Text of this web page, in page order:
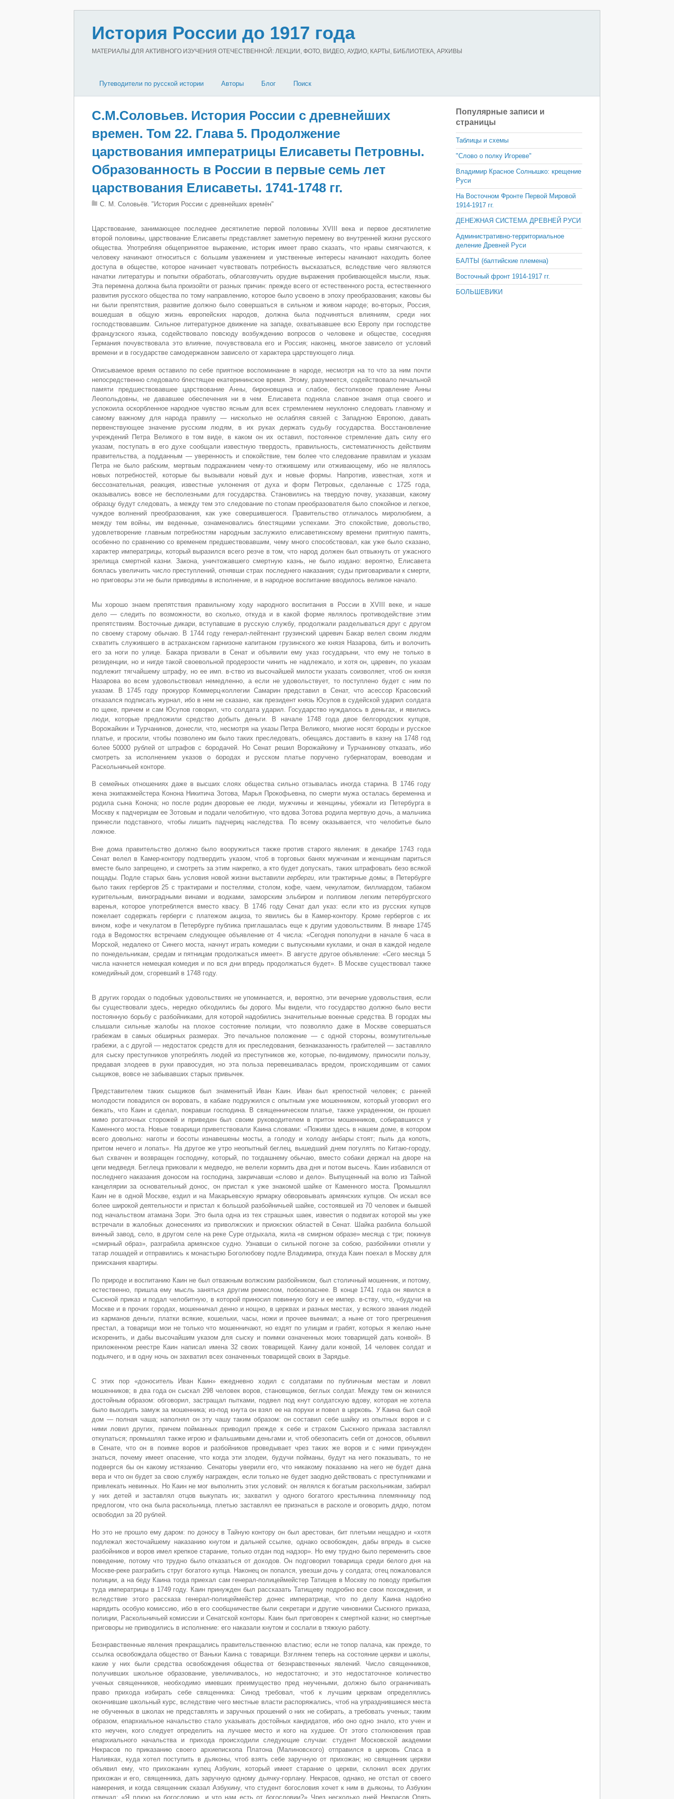
История России до 1917 года
МАТЕРИАЛЫ ДЛЯ АКТИВНОГО ИЗУЧЕНИЯ ОТЕЧЕСТВЕННОЙ: ЛЕКЦИИ, ФОТО, ВИДЕО, АУДИО, КАРТЫ, БИБЛИОТЕКА, АРХИВЫ
Путеводители по русской истории Авторы Блог Поиск
С.М.Соловьев. История России с древнейших
времен. Том 22. Глава 5. Продолжение
царствования императрицы Елисаветы Петровны.
Образованность в России в первые семь лет
царствования Елисаветы. 1741-1748 гг.
С. М. Соловьёв. "История России с древнейших времён"
Царствование, занимающее последнее десятилетие первой половины XVIII века и первое десятилетие
второй половины, царствование Елисаветы представляет заметную перемену во внутренней жизни русского
общества. Употребляя общепринятое выражение, историк имеет право сказать, что нравы смягчаются, к
человеку начинают относиться с большим уважением и умственные интересы начинают находить более
доступа в обществе, которое начинает чувствовать потребность высказаться, вследствие чего являются
начатки литературы и попытки обработать, облагозвучить орудие выражения пробивающейся мысли, язык.
Эта перемена должна была произойти от разных причин: прежде всего от естественного роста, естественного
развития русского общества по тому направлению, которое было усвоено в эпоху преобразования; каковы бы
ни были препятствия, развитие должно было совершаться в сильном и живом народе; во-вторых, Россия,
вошедшая в общую жизнь европейских народов, должна была подчиняться влияниям, среди них
господствовавшим. Сильное литературное движение на западе, охватывавшее всю Европу при господстве
французского языка, содействовало повсюду возбуждению вопросов о человеке и обществе, соседняя
Германия почувствовала это влияние, почувствовала его и Россия; наконец, многое зависело от условий
времени и в государстве самодержавном зависело от характера царствующего лица.
Описываемое время оставило по себе приятное воспоминание в народе, несмотря на то что за ним почти
непосредственно следовало блестящее екатерининское время. Этому, разумеется, содействовало печальной
памяти предшествовавшее царствование Анны, бироновщина и слабое, бестолковое правление Анны
Леопольдовны, не дававшее обеспечения ни в чем. Елисавета подняла славное знамя отца своего и
успокоила оскорбленное народное чувство ясным для всех стремлением неуклонно следовать главному и
самому важному для народа правилу — нисколько не ослабляя связей с Западною Европою, давать
первенствующее значение русским людям, в их руках держать судьбу государства. Восстановление
учреждений Петра Великого в том виде, в каком он их оставил, постоянное стремление дать силу его
указам, поступать в его духе сообщали известную твердость, правильность, систематичность действиям
правительства, а подданным — уверенность и спокойствие, тем более что следование правилам и указам
Петра не было рабским, мертвым подражанием чему-то отжившему или отживающему, ибо не являлось
новых потребностей, которые бы вызывали новый дух и новые формы. Напротив, известная, хотя и
бессознательная, реакция, известные уклонения от духа и форм Петровых, сделанные с 1725 года,
оказывались вовсе не бесполезными для государства. Становились на твердую почву, указавши, какому
образцу будут следовать, а между тем это следование по стопам преобразователя было спокойное и легкое,
чуждое волнений преобразования, как уже совершившегося. Правительство отличалось миролюбием, а
между тем войны, им веденные, ознаменовались блестящими успехами. Это спокойствие, довольство,
удовлетворение главным потребностям народным заслужило елисаветинскому времени приятную память,
особенно по сравнению со временем предшествовавшим, чему много способствовал, как уже было сказано,
характер императрицы, который выразился всего резче в том, что народ должен был отвыкнуть от ужасного
зрелища смертной казни. Закона, уничтожавшего смертную казнь, не было издано: вероятно, Елисавета
боялась увеличить число преступлений, отнявши страх последнего наказания; суды приговаривали к смерти,
но приговоры эти не были приводимы в исполнение, и в народное воспитание вводилось великое начало.
Мы хорошо знаем препятствия правильному ходу народного воспитания в России в XVIII веке, и наше
дело — следить по возможности, во сколько, откуда и в какой форме являлось противодействие этим
препятствиям. Восточные дикари, вступавшие в русскую службу, продолжали разделываться друг с другом
по своему старому обычаю. В 1744 году генерал-лейтенант грузинский царевич Бакар велел своим людям
схватить служившего в астраханском гарнизоне капитаном грузинского же князя Назарова, бить и волочить
его за ноги по улице. Бакара призвали в Сенат и объявили ему указ государыни, что ему не только в
резиденции, но и нигде такой своевольной продерзости чинить не надлежало, и хотя он, царевич, по указам
подлежит тягчайшему штрафу, но ее имп. в-ство из высочайшей милости указать соизволяет, чтоб он князя
Назарова во всем удовольствовал немедленно, а если не удовольствует, то поступлено будет с ним по
указам. В 1745 году прокурор Коммерц-коллегии Самарин представил в Сенат, что асессор Красовский
отказался подписать журнал, ибо в нем не сказано, как президент князь Юсупов в судейской ударил солдата
по щеке, причем и сам Юсупов говорил, что солдата ударил. Государство нуждалось в деньгах, и явились
люди, которые предложили средство добыть деньги. В начале 1748 года двое белгородских купцов,
Ворожайкин и Турчанинов, донесли, что, несмотря на указы Петра Великого, многие носят бороды и русское
платье, и просили, чтобы позволено им было таких преследовать, обещаясь доставить в казну на 1748 год
более 50000 рублей от штрафов с бородачей. Но Сенат решил Ворожайкину и Турчанинову отказать, ибо
смотреть за исполнением указов о бородах и русском платье поручено губернаторам, воеводам и
Раскольничьей конторе.
В семейных отношениях даже в высших слоях общества сильно отзывалась иногда старина. В 1746 году
жена экипажмейстера Конона Никитича Зотова, Марья Прокофьевна, по смерти мужа осталась беременна и
родила сына Конона; но после родин дворовые ее люди, мужчины и женщины, убежали из Петербурга в
Москву к падчерицам ее Зотовым и подали челобитную, что вдова Зотова родила мертвую дочь, а мальчика
принесли подставного, чтобы лишить падчериц наследства. По всему оказывается, что челобитье было
ложное.
Вне дома правительство должно было вооружиться также против старого явления: в декабре 1743 года
Сенат велел в Камер-контору подтвердить указом, чтоб в торговых банях мужчинам и женщинам париться
вместе было запрещено, и смотреть за этим накрепко, а кто будет допускать, таких штрафовать безо всякой
пощады. Подле старых бань условия новой жизни выставили герберги , или трактирные домы; в Петербурге
было таких гербергов 25 с трактирами и постелями, столом, кофе, чаем, чекулатом , биллиардом, табаком
курительным, виноградными винами и водками, заморским эльбиром и полпивом легким петербургского
варенья, которое употребляется вместо квасу. В 1746 году Сенат дал указ: если кто из русских купцов
пожелает содержать герберги с платежом акциза, то явились бы в Камер-контору. Кроме гербергов с их
вином, кофе и чекулатом в Петербурге публика приглашалась еще к другим удовольствиям. В январе 1745
года в Ведомостях встречаем следующее объявление от 4 числа: «Сегодня пополудни в начале 6 часа в
Морской, недалеко от Синего моста, начнут играть комедии с выпускными куклами, и оная в каждой неделе
по понедельникам, средам и пятницам продолжаться имеет». В августе другое объявление: «Сего месяца 5
числа начнется немецкая комедия и по вся дни впредь продолжаться будет». В Москве существовал также
комедийный дом, сгоревший в 1748 году.
В других городах о подобных удовольствиях не упоминается, и, вероятно, эти вечерние удовольствия, если
бы существовали здесь, нередко обходились бы дорого. Мы видели, что государство должно было вести
постоянную борьбу с разбойниками, для которой надобились значительные военные средства. В городах мы
слышали сильные жалобы на плохое состояние полиции, что позволяло даже в Москве совершаться
грабежам в самых обширных размерах. Это печальное положение — с одной стороны, возмутительные
грабежи, а с другой — недостаток средств для их преследования, безнаказанность грабителей — заставляло
для сыску преступников употреблять людей из преступников же, которые, по-видимому, приносили пользу,
предавая злодеев в руки правосудия, но эта польза перевешивалась вредом, происходившим от самих
сыщиков, вовсе не забывавших старых привычек.
Представителем таких сыщиков был знаменитый Иван Каин. Иван был крепостной человек; с ранней
молодости повадился он воровать, в кабаке подружился с опытным уже мошенником, который уговорил его
бежать, что Каин и сделал, покравши господина. В священническом платье, также украденном, он прошел
мимо рогаточных сторожей и приведен был своим руководителем в притон мошенников, собиравшихся у
Каменного моста. Новые товарищи приветствовали Каина словами: «Поживи здесь в нашем доме, в котором
всего довольно: наготы и босоты изнавешены мосты, а голоду и холоду анбары стоят; пыль да копоть,
притом нечего и лопать». На другое же утро неопытный беглец, вышедший днем погулять по Китаю-городу,
был схвачен и возвращен господину, который, по тогдашнему обычаю, вместо собаки держал на дворе на
цепи медведя. Беглеца приковали к медведю, не велели кормить два дня и потом высечь. Каин избавился от
последнего наказания доносом на господина, закричавши «слово и дело». Выпущенный на волю из Тайной
канцелярии за основательный донос, он пристал к уже знакомой шайке от Каменного моста. Промышлял
Каин не в одной Москве, ездил и на Макарьевскую ярмарку обворовывать армянских купцов. Он искал все
более широкой деятельности и пристал к большой разбойничьей шайке, состоявшей из 70 человек и бывшей
под начальством атамана Зори. Это была одна из тех страшных шаек, известия о подвигах которой мы уже
встречали в жалобных донесениях из приволжских и приокских областей в Сенат. Шайка разбила большой
винный завод, село, в другом селе на реке Суре отдыхала, жила «в смирном образе» месяца с три; покинув
«смирный образ», разграбила армянское судно. Узнавши о сильной погоне за собою, разбойники отняли у
татар лошадей и отправились к монастырю Боголюбову подле Владимира, откуда Каин поехал в Москву для
приискания квартиры.
По природе и воспитанию Каин не был отважным волжским разбойником, был столичный мошенник, и потому,
естественно, пришла ему мысль заняться другим ремеслом, побезопаснее. В конце 1741 года он явился в
Сыскной приказ и подал челобитную, в которой приносил повинную богу и ее импер. в-ству, что, «будучи на
Москве и в прочих городах, мошенничал денно и нощно, в церквах и разных местах, у всякого звания людей
из карманов деньги, платки всякие, кошельки, часы, ножи и прочее вынимал; а ныне от того прегрешения
престал, а товарищи мои не только что мошенничают, но ездят по улицам и грабят, которых я желаю ныне
искоренить, и дабы высочайшим указом для сыску и поимки означенных моих товарищей дать конвой». В
приложенном реестре Каин написал имена 32 своих товарищей. Каину дали конвой, 14 человек солдат и
подьячего, и в одну ночь он захватил всех означенных товарищей своих в Зарядье.
С этих пор «доноситель Иван Каин» ежедневно ходил с солдатами по публичным местам и ловил
мошенников; в два года он сыскал 298 человек воров, становщиков, беглых солдат. Между тем он женился
достойным образом: обговорил, застращал пытками, подвел под кнут солдатскую вдову, которая не хотела
было выходить замуж за мошенника; из-под кнута он взял ее на поруки и повел в церковь. У Каина был свой
дом — полная чаша; наполнял он эту чашу таким образом: он составил себе шайку из опытных воров и с
ними ловил других, причем пойманных приводил прежде к себе и страхом Сыскного приказа заставлял
откупаться; промышлял также игрою и фальшивыми деньгами и, чтоб обезопасить себя от доносов, объявил
в Сенате, что он в поимке воров и разбойников проведывает чрез таких же воров и с ними принужден
знаться, почему имеет опасение, что когда эти злодеи, будучи пойманы, будут на него показывать, то не
подвергся бы он какому истязанию. Сенаторы уверили его, что никакому показанию на него не будет дана
вера и что он будет за свою службу награжден, если только не будет заодно действовать с преступниками и
привлекать невинных. Но Каин не мог выполнить этих условий: он являлся к богатым раскольникам, забирал
у них детей и заставлял отцов выкупать их; захватил у одного богатого крестьянина племянницу под
предлогом, что она была раскольница, плетью заставлял ее признаться в расколе и оговорить дядю, потом
освободил за 20 рублей.
Но это не прошло ему даром: по доносу в Тайную контору он был арестован, бит плетьми нещадно и «хотя
подлежал жесточайшему наказанию кнутом и дальней ссылке, однако освобожден, дабы впредь в сыске
разбойников и воров имел крепкое старание, только отдан под надзор». Но ему трудно было переменить свое
поведение, потому что трудно было отказаться от доходов. Он подговорил товарища среди белого дня на
Москве-реке разграбить струг богатого купца. Наконец он попался, увезши дочь у солдата; отец пожаловался
полиции, а на беду Каина тогда приехал сам генерал-полицеймейстер Татищев в Москву по поводу прибытия
туда императрицы в 1749 году. Каин принужден был рассказать Татищеву подробно все свои похождения, и
вследствие этого рассказа генерал-полицеймейстер донес императрице, что по делу Каина надобно
нарядить особую комиссию, ибо в его сообщничестве были секретари и другие чиновники Сыскного приказа,
полиции, Раскольничьей комиссии и Сенатской конторы. Каин был приговорен к смертной казни; но смертные
приговоры не приводились в исполнение: его наказали кнутом и сослали в тяжкую работу.
Безнравственные явления прекращались правительственною властию; если не топор палача, как прежде, то
ссылка освобождала общество от Ваньки Каина с товарищи. Взглянем теперь на состояние церкви и школы,
какие у них были средства освобождения общества от безнравственных явлений. Число священников,
получивших школьное образование, увеличивалось, но недостаточно; и это недостаточное количество
ученых священников, необходимо имевших преимущество пред неучеными, должно было ограничивать
право прихода избирать себе священника: Синод требовал, чтоб к лучшим церквам определялись
окончившие школьный курс, вследствие чего местные власти распоряжались, чтоб на упразднившиеся места
не обученных в школах не представлять и заручных прошений о них не собирать, а требовать ученых; таким
образом, епархиальное начальство стало указывать достойных кандидатов, ибо оно одно знало, кто учен и
кто неучен, кого следует определить на лучшее место и кого на худшее. От этого столкновения прав
епархиального начальства и прихода происходили следующие случаи: студент Московской академии
Некрасов по приказанию своего архиепископа Платона (Малиновского) отправился в церковь Спаса в
Наливках, куда хотел поступить в дьяконы, чтоб взять себе заручную от прихожан; но священник церкви
объявил ему, что прихожанин купец Азбукин, который имеет старание о церкви, склонил всех других
прихожан и его, священника, дать заручную одному дьячку-горлану. Некрасов, однако, не отстал от своего
намерения, и когда священник сказал Азбукину, что студент богословия хочет к ним в дьяконы, то Азбукин
отвечал: «Я плюю на богословию, и что нам есть от богословии?» Чрез несколько дней Некрасов Опять
Популярные записи и
страницы
Таблицы и схемы
"Слово о полку Игореве"
Владимир Красное Солнышко: крещение
Руси
На Восточном Фронте Первой Мировой
1914-1917 гг.
ДЕНЕЖНАЯ СИСТЕМА ДРЕВНЕЙ РУСИ
Административно-территориальное
деление Древней Руси
БАЛТЫ (балтийские племена)
Восточный фронт 1914-1917 гг.
БОЛЬШЕВИКИ